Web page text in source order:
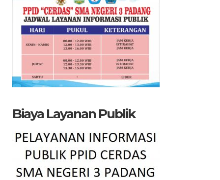
Biaya Layanan Publik